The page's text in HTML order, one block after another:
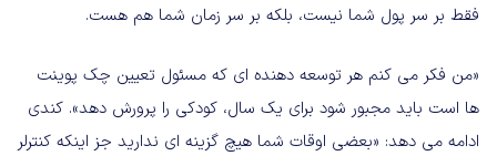
فقط بر سر پول شما نیست، بلکه بر سر زمان شما هم هست.
«من فکر می کنم هر توسعه دهنده ای که مسئول تعیین چک پوینت
ها است باید مجبور شود برای یک سال، کودکی را پرورش دهد». کندی
ادامه می دهد: «بعضی اوقات شما هیچ گزینه ای ندارید جز اینکه کنترلر